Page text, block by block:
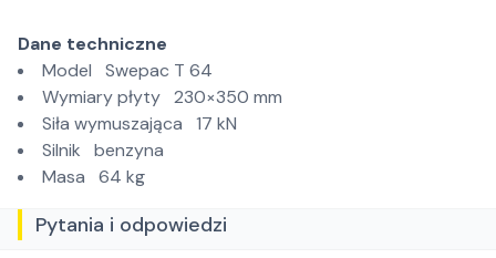
Dane techniczne
Model Swepac T 64
Wymiary płyty 230×350 mm
Siła wymuszająca 17 kN
Silnik benzyna
Masa 64 kg
Pytania i odpowiedzi